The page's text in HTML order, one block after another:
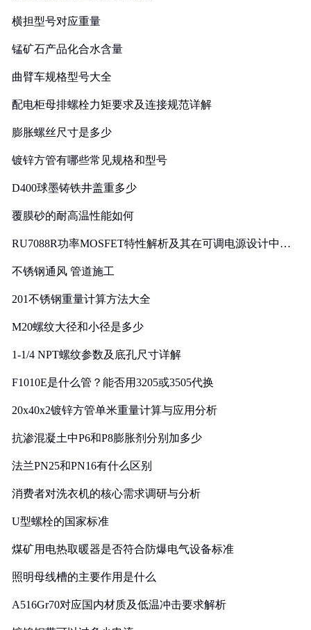
横担型号对应重量
锰矿石产品化合水含量
曲臂车规格型号大全
配电柜母排螺栓力矩要求及连接规范详解
膨胀螺丝尺寸是多少
镀锌方管有哪些常见规格和型号
D400球墨铸铁井盖重多少
覆膜砂的耐高温性能如何
RU7088R功率MOSFET特性解析及其在可调电源设计中的
不锈钢通风 管道施工
201不锈钢重量计算方法大全
M20螺纹大径和小径是多少
1-1/4 NPT螺纹参数及底孔尺寸详解
F1010E是什么管？能否用3205或3505代换
20x40x2镀锌方管单米重量计算与应用分析
抗渗混凝土中P6和P8膨胀剂分别加多少
法兰PN25和PN16有什么区别
消费者对洗衣机的核心需求调研与分析
U型螺栓的国家标准
煤矿用电热取暖器是否符合防爆电气设备标准
照明母线槽的主要作用是什么
A516Gr70对应国内材质及低温冲击要求解析